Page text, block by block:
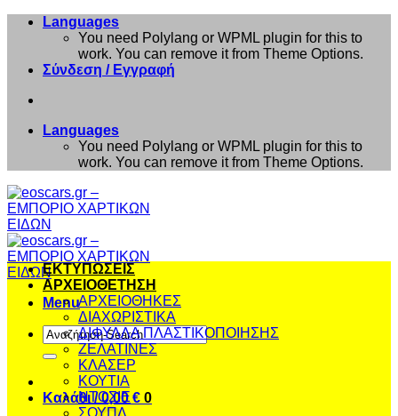
Μετάβαση
περιεχόμενο
Languages
You need Polylang or WPML plugin for this to
work. You can remove it from Theme Options.
Σύνδεση / Εγγραφή
Languages
You need Polylang or WPML plugin for this to
work. You can remove it from Theme Options.
Menu
Αναζήτηση
για:
Καλάθι /0,00€ 0
ΕΚΤΥΠΩΣΕΙΣ
ΑΡΧΕΙΟΘΕΤΗΣΗ
ΑΡΧΕΙΟΘΗΚΕΣ
ΔΙΑΧΩΡΙΣΤΙΚΑ
ΔΙΦΥΛΛΑ ΠΛΑΣΤΙΚΟΠΟΙΗΣΗΣ
ΖΕΛΑΤΙΝΕΣ
ΚΛΑΣΕΡ
ΚΟΥΤΙΑ
ΝΤΟΣΙΕ
ΣΟΥΠΛ